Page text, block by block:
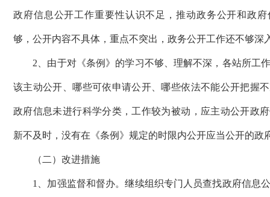
政府信息公开工作重要性认识不足，推动政务公开和政
够，公开内容不具体，重点不突出，政务公开工作还不够深
2、由于对《条例》的学习不够、理解不深，各站所工
该主动公开、哪些可依申请公开、哪些依法不能公开把握
政府信息未进行科学分类，工作较为被动，应主动公开政
新不及时，没有在《条例》规定的时限内公开应当公开的政
（二）改进措施
1、加强监督和督办。继续组织专门人员查找政府信息